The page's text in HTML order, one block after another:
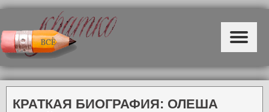
КРАТКАЯ БИОГРАФИЯ: ОЛЕША